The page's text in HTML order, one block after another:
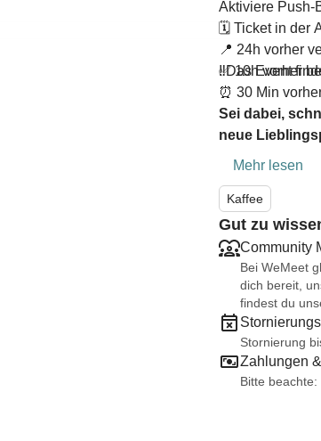
Aktiviere Push-
🗓️ Ticket in der
📍 24h vorher
✅ 10h vorher
‼️Das Event
⏰ 30 Min
Sei dabei,
neue
Mehr lesen
Kaffee
Gut zu
Community
Bei WeMeet
dich bereit,
findest du
Stornierung
Zahlungen
Bitte